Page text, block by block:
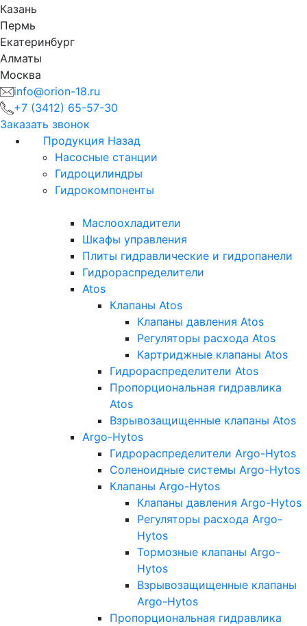
Казань
Пермь
Екатеринбург
Алматы
Москва
info@orion-18.ru
+7 (3412) 65-57-30
Заказать звонок
Продукция Назад
Насосные станции
Гидроцилиндры
Гидрокомпоненты
Маслоохладители
Шкафы управления
Плиты гидравлические и гидропанели
Гидрораспределители
Atos
Клапаны Atos
Клапаны давления Atos
Регуляторы расхода Atos
Картриджные клапаны Atos
Гидрораспределители Atos
Пропорциональная гидравлика
Atos
Взрывозащищенные клапаны Atos
Argo-Hytos
Гидрораспределители Argo-Hytos
Соленоидные системы Argo-Hytos
Клапаны Argo-Hytos
Клапаны давления Argo-Hytos
Регуляторы расхода Argo-
Hytos
Тормозные клапаны Argo-
Hytos
Взрывозащищенные клапаны
Argo-Hytos
Пропорциональная гидравлика